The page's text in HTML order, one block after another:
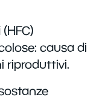
(HFC)
causa di
riproduttivi.